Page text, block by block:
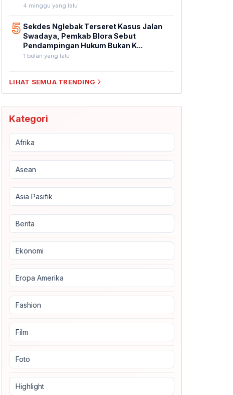
4 minggu yang lalu
5 Sekdes Nglebak Terseret Kasus Jalan
Swadaya, Pemkab Blora Sebut
Pendampingan Hukum Bukan K...
1 bulan yang lalu
LIHAT SEMUA TRENDING
Kategori
Afrika
Asean
Asia Pasifik
Berita
Ekonomi
Eropa Amerika
Fashion
Film
Foto
Highlight